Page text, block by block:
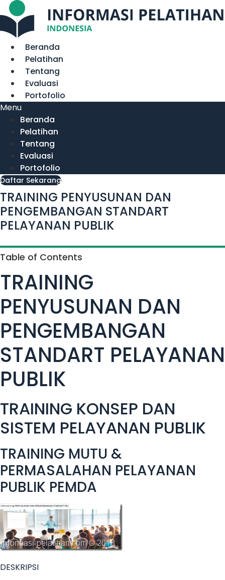
Lewati
ke
konten
Beranda
Pelatihan
Tentang
Evaluasi
Portofolio
Menu
Beranda
Pelatihan
Tentang
Evaluasi
Portofolio
Daftar Sekarang
TRAINING PENYUSUNAN DAN
PENGEMBANGAN STANDART
PELAYANAN PUBLIK
Table of Contents
TRAINING
PENYUSUNAN DAN
PENGEMBANGAN
STANDART PELAYANAN
PUBLIK
TRAINING KONSEP DAN
SISTEM PELAYANAN PUBLIK
TRAINING MUTU &
PERMASALAHAN PELAYANAN
PUBLIK PEMDA
DESKRIPSI